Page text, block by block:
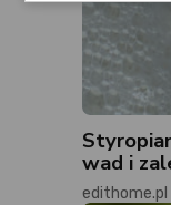
wad i
edithome.pl